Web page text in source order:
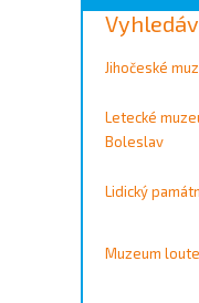
Vyhledat
Kontakty
Město
Jihočeské
Letecké
Boleslav
Lidický
Muzeum